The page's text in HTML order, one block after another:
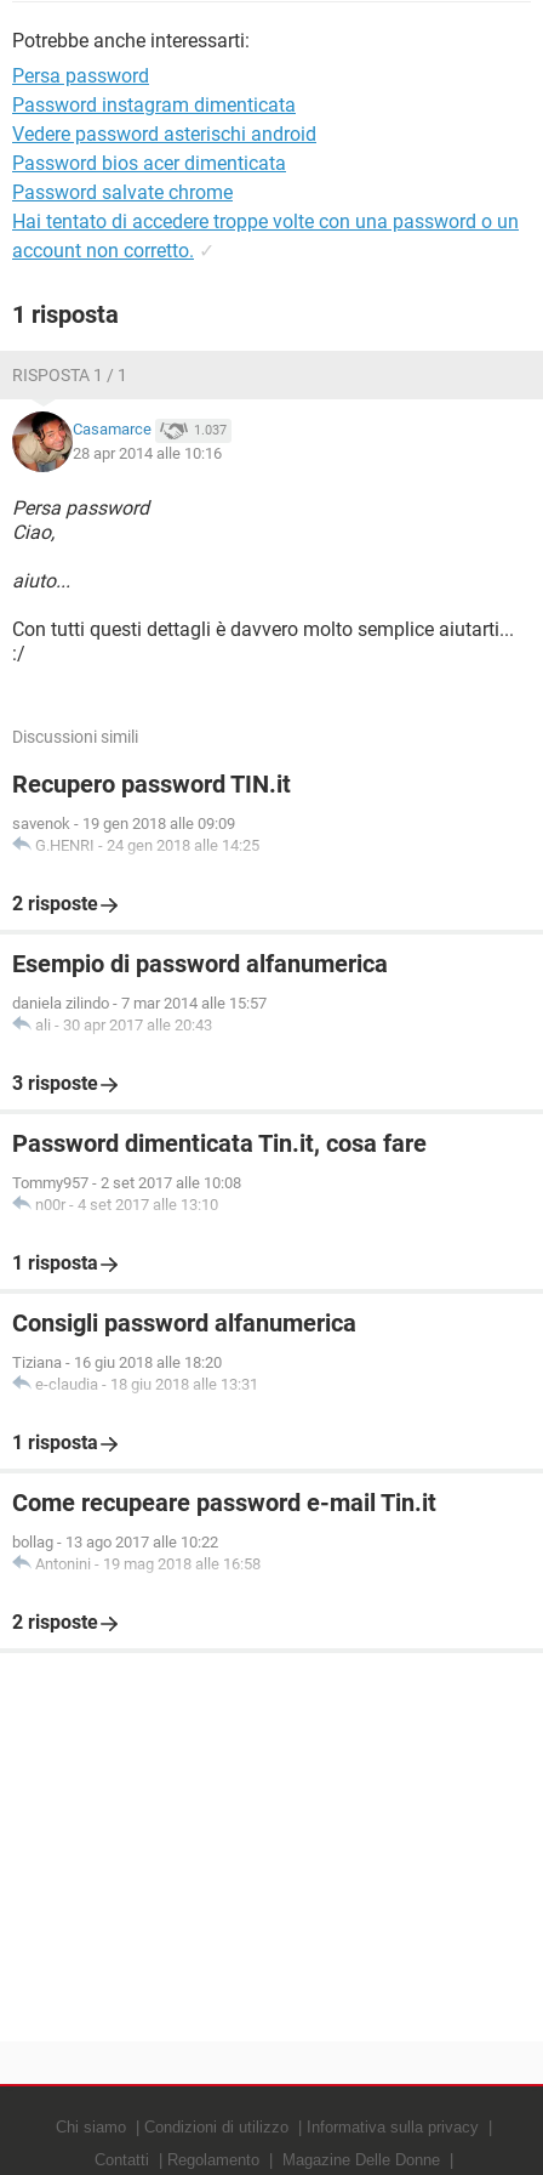
HARDWARE
Potrebbe anche interessarti:
Persa password
Password instagram dimenticata
Vedere password asterischi android
Password bios acer dimenticata
Password salvate chrome
Hai tentato di accedere troppe volte con una password o un
account non corretto. ✓
1 risposta
RISPOSTA 1 / 1
Casamarce 1.037
28 apr 2014 alle 10:16
Persa password
Ciao,
aiuto...
Con tutti questi dettagli è davvero molto semplice aiutarti...
:/
Discussioni simili
Recupero password TIN.it
savenok - 19 gen 2018 alle 09:09
G.HENRI - 24 gen 2018 alle 14:25
2 risposte
Esempio di password alfanumerica
daniela zilindo - 7 mar 2014 alle 15:57
ali - 30 apr 2017 alle 20:43
3 risposte
Password dimenticata Tin.it, cosa fare
Tommy957 - 2 set 2017 alle 10:08
n00r - 4 set 2017 alle 13:10
1 risposta
Consigli password alfanumerica
Tiziana - 16 giu 2018 alle 18:20
e-claudia - 18 giu 2018 alle 13:31
1 risposta
Come recupeare password e-mail Tin.it
bollag - 13 ago 2017 alle 10:22
Antonini - 19 mag 2018 alle 16:58
2 risposte
Chi siamo Condizioni di utilizzo
Informativa sulla privacy
Contatti
Regolamento Magazine Delle Donne